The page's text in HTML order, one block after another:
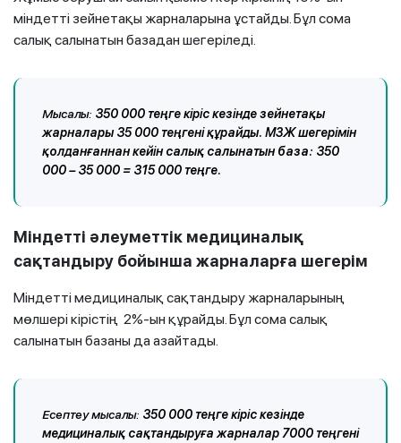
міндетті зейнетақы жарналарына ұстайды. Бұл сома
салық салынатын базадан шегеріледі.
Мысалы: 350 000 теңге кіріс кезінде зейнетақы
жарналары 35 000 теңгені құрайды. МЗЖ шегерімін
қолданғаннан кейін салық салынатын база: 350
000 – 35 000 = 315 000 теңге.
Міндетті әлеуметтік медициналық
сақтандыру бойынша жарналарға шегерім
Міндетті медициналық сақтандыру жарналарының
мөлшері кірістің 2%-ын құрайды. Бұл сома салық
салынатын базаны да азайтады.
Есептеу мысалы: 350 000 теңге кіріс кезінде
медициналық сақтандыруға жарналар 7000 теңгені